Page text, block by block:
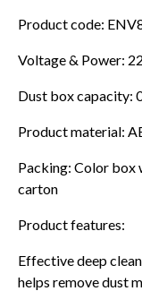
Product code:
Voltage & Power:
Dust box capacity:
Product material:
Packing: Color box
carton
Product features:
Effective deep
helps remove dust